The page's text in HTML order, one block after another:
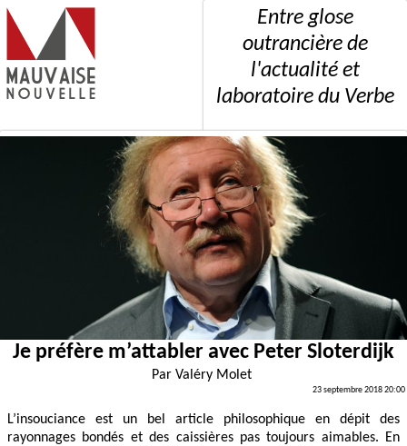
Entre glose
outrancière de
l'actualité et
laboratoire du Verbe
Je préfère m’attabler avec Peter Sloterdijk
Par Valéry Molet
23 septembre 2018 20:00
L’insouciance est un bel article philosophique en dépit des
rayonnages bondés et des caissières pas toujours aimables. En